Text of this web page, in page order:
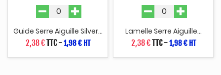
Guide Serre Aiguille Silver...
2,38 €TTC-1,98 € HT
Lamelle Serre Aiguille...
2,38 €TTC-1,98 € HT